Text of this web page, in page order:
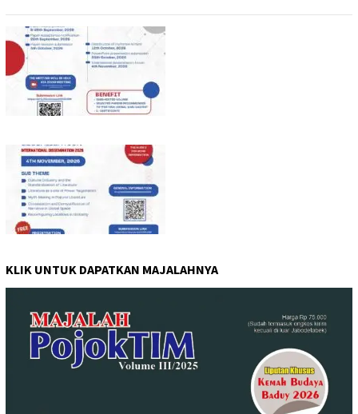
KLIK UNTUK DAPATKAN MAJALAHNYA